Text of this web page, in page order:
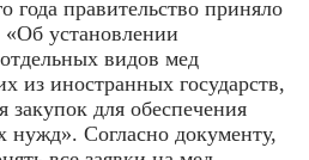
года правительство приняло
установлении
видов мед
из иностранных государств,
для обеспечения
нужд». Согласно документу,